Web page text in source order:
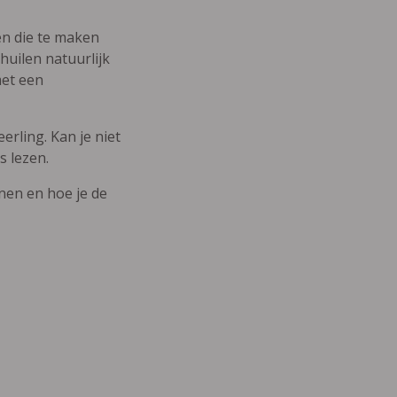
die te maken
natuurlijk
een
Kan je niet
lezen.
en hoe je de